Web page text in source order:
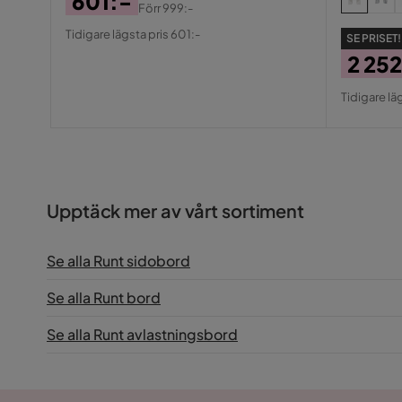
Pris
Original
Förr999:-
Tidigare lägsta pris 601:-
SE PRISET!
Pris
2
Tidigare
Upptäck mer av vårt sortiment
Se alla Runt sidobord
Se alla Runt bord
Se alla Runt avlastningsbord